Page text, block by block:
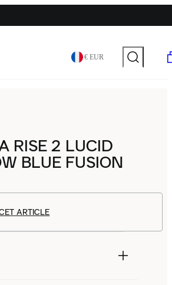
€ EUR
RISE 2 LUCID
BLUE FUSION
ARTICLE